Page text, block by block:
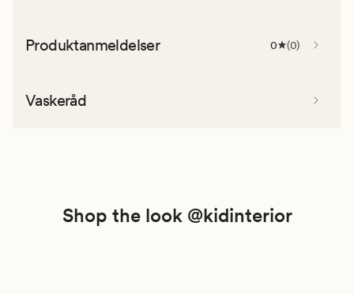
Produktanmeldelser 0 (0)
Vaskeråd
Shop the look @kidinterior